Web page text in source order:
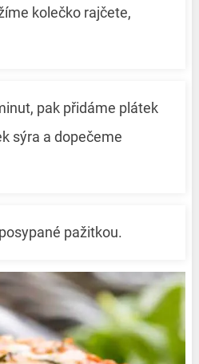
kolečko rajčete,
pak přidáme plátek
sýra a dopečeme
pažitkou.